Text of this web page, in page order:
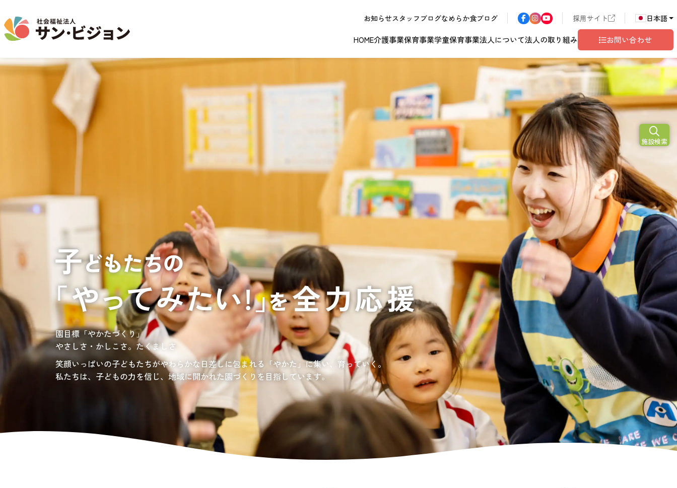
お知らせスタッフブログなめらか食ブログ 採用サイト 日本語
HOME介護事業
介護事業
江南エリア 岐阜エリア 長野エリア 東京都世田谷
複数条件検索
介護の相談に乗ってもらいたい
リハビリを受けたい
高齢者向けの部屋を借りたい
施設等に入所して介護、リハビリを受けたい
施設等に短期宿泊して介護、
施設等に通って介護、リハビリを受けたい
自宅に訪問してもらって
介護、リハビリを受けたい
通いや短期宿泊を組み合わせて介護、
リハビリを受けたい
福祉器具（車いす・ベッド等）を利用したい
認定こども園、保育園、学童を利用したい
保育事業
保育事業
ジョイフル守山保育園 ジョイフルドーム前こども園 ジョイフル多治見こども園
サン・サンこども園
グレイスフル塩尻
学童保育事業
学童保育事業
サン・サンスクール
東山公園
法人について
法人について
法人概要 / 組織図 理念 / クレド ロゴマークの由来
施設一覧 法人沿革 処遇改善加算について
法人の取り組み
法人の取り組み
活動報告 ノーリフティングポリシー 介護記録システム 地域共生
サンサンワイナリー サンサン研修センター 福祉リンク集
お問い合わせ
お問い合わせ
お問い合わせ一覧
ボランティアに関する
退職者実務経歴書
発行申請
ハラスメント
相談窓口
負担の少ない介護、ふれあいを大切にする介護、笑顔が溢れている介護を目指して。
愛知・岐阜・長野の3県下で38施設・151事業所の介護関連事業所を運営する
社会福祉法人サン・ビジョンでは、今後ますます高まる介護ニーズに幅広く対応していきます。
園目標「やかたづくり」
やさしさ・かしこさ。たくましさ
笑顔いっぱいの子どもたちがやわらかな日差しに包まれる「やかた」に集い、育っていく。
私たちは、子どもの力を信じ、地域に開かれた園づくりを目指しています。
サンサン・スクール東山公園では、小学生の児童が放課後安心して過ごせる環境を提供するとともに、
宿題・クラブ活動(英語・習字・選択)などの学習面にも力を入れて行っている学童保育所です。
NEW OPEN
2026年
10月
開設予定
通所介護
居宅介護支援
グレイスフル砧公園
東京都世田谷区大蔵3丁目4番12号
お問い合わせ先
03-6411-5781
担当：宮澤
施設検索